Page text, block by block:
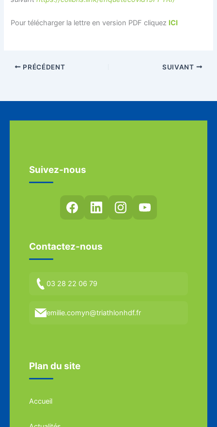
Pour télécharger la lettre en version PDF cliquez ICI
PRÉCÉDENT SUIVANT
Suivez-nous
Contactez-nous
03 28 22 06 79
emilie.comyn@triathlonhdf.fr
Plan du site
Accueil